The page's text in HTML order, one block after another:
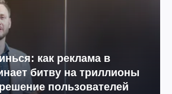
как реклама в
битву на триллионы
пользователей